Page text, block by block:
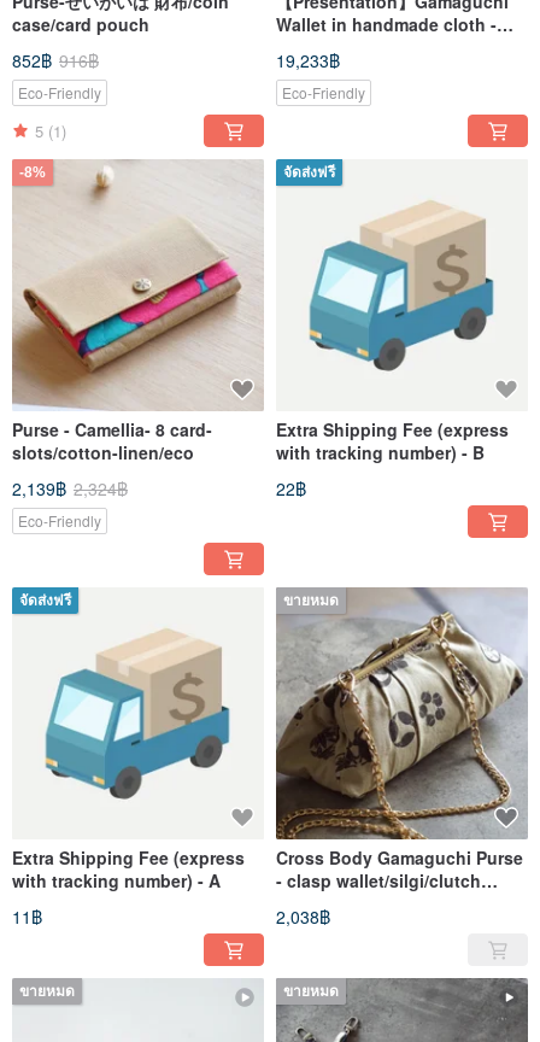
case/card pouch
852฿ 916฿
Eco-Friendly
5 (1)
Wallet in handmade cloth -
clasp wallet/Star Cluster
19,233฿
Eco-Friendly
-8%
Purse - Camellia- 8 card-
slots/cotton-linen/eco
2,139฿ 2,324฿
Eco-Friendly
จัดส่งฟรี
Extra Shipping Fee (express
with tracking number) - B
22฿
จัดส่งฟรี
Extra Shipping Fee (express
with tracking number) - A
11฿
ขายหมด
Cross Body Gamaguchi Purse
- clasp wallet/silgi/clutch
2,038฿
ขายหมด ขายหมด